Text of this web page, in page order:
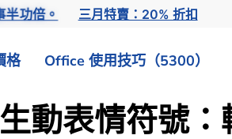
半功倍。 三月特賣：20% 折扣
格 Office 使用技巧（5300）
動表情符號